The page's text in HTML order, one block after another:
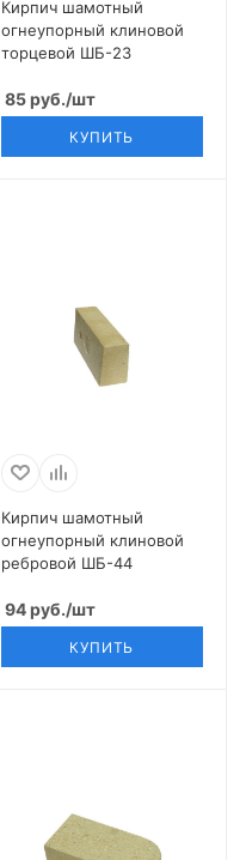
Кирпич шамотный
огнеупорный клиновой
торцевой ШБ-23
85руб./шт
КУПИТЬ
Кирпич шамотный
огнеупорный клиновой
ребровой ШБ-44
94руб./шт
КУПИТЬ